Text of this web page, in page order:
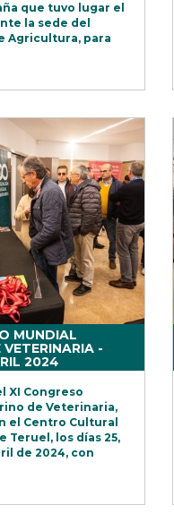
que tuvo lugar el
la sede del
Agricultura, para
las restricciones
MUNDIAL
-
2024
XI Congreso
de Veterinaria,
el Centro Cultural
Teruel, los días 25,
de 2024, con
casi 300